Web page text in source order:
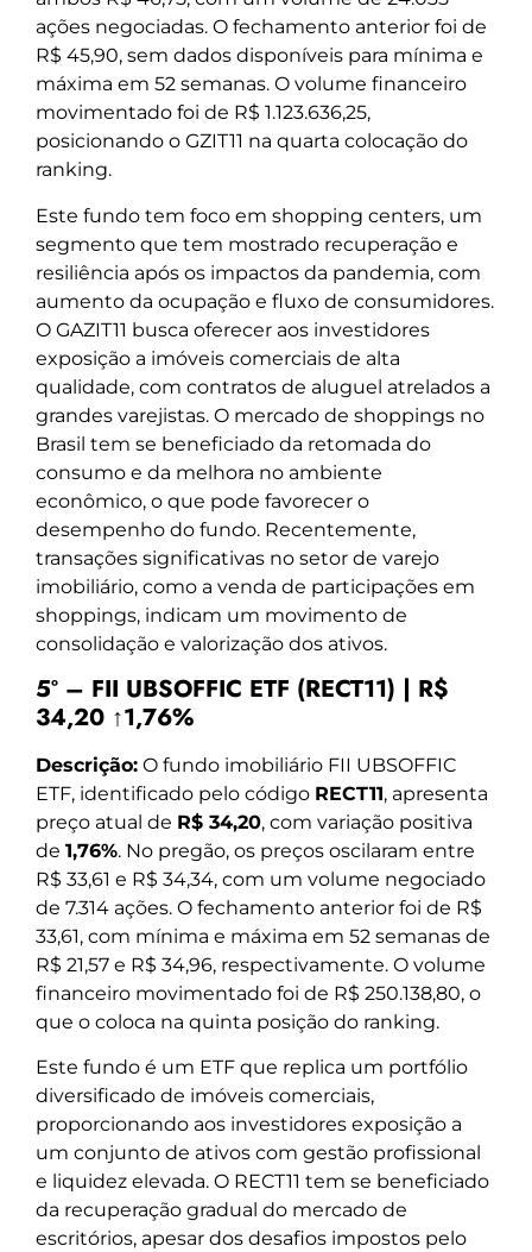
ações negociadas. O fechamento anterior foi de
R$ 45,90, sem dados disponíveis para mínima e
máxima em 52 semanas. O volume financeiro
movimentado foi de R$ 1.123.636,25,
posicionando o GZIT11 na quarta colocação do
ranking.
Este fundo tem foco em shopping centers, um
segmento que tem mostrado recuperação e
resiliência após os impactos da pandemia, com
aumento da ocupação e fluxo de consumidores.
O GAZIT11 busca oferecer aos investidores
exposição a imóveis comerciais de alta
qualidade, com contratos de aluguel atrelados a
grandes varejistas. O mercado de shoppings no
Brasil tem se beneficiado da retomada do
consumo e da melhora no ambiente
econômico, o que pode favorecer o
desempenho do fundo. Recentemente,
transações significativas no setor de varejo
imobiliário, como a venda de participações em
shoppings, indicam um movimento de
consolidação e valorização dos ativos.
5º – FII UBSOFFIC ETF (RECT11) | R$
34,20 ↑1,76%
Descrição: O fundo imobiliário FII UBSOFFIC
ETF, identificado pelo código RECT11, apresenta
preço atual de R$ 34,20, com variação positiva
de 1,76%. No pregão, os preços oscilaram entre
R$ 33,61 e R$ 34,34, com um volume negociado
de 7.314 ações. O fechamento anterior foi de R$
33,61, com mínima e máxima em 52 semanas de
R$ 21,57 e R$ 34,96, respectivamente. O volume
financeiro movimentado foi de R$ 250.138,80, o
que o coloca na quinta posição do ranking.
Este fundo é um ETF que replica um portfólio
diversificado de imóveis comerciais,
proporcionando aos investidores exposição a
um conjunto de ativos com gestão profissional
e liquidez elevada. O RECT11 tem se beneficiado
da recuperação gradual do mercado de
escritórios, apesar dos desafios impostos pelo